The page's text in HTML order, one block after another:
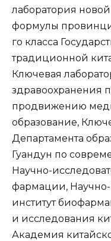
лаборатория
формулы
го класса
традиционной
Ключевая
здравоохранения
продвижению
образование,
Департамента
Гуандун по
Научно-
фармации,
институт
и исследования
Академия